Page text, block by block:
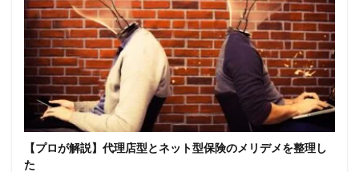
【プロが解説】代理店型とネット型保険のメリデメを整理し
た